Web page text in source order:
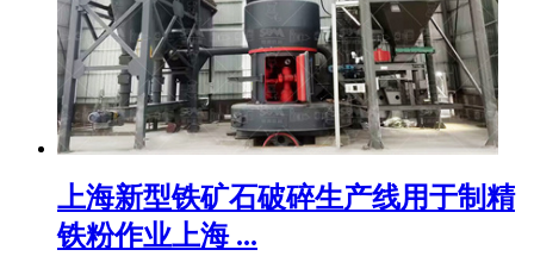
上海新型铁矿石破碎生产线用于制精
铁粉作业上海 ...